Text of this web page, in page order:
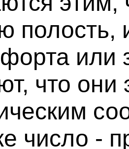
полость,
или
что
число -